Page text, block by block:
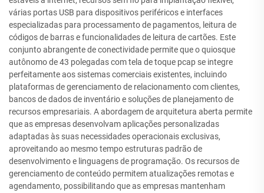
várias portas USB para dispositivos periféricos e interfaces
especializadas para processamento de pagamentos, leitura de
códigos de barras e funcionalidades de leitura de cartões. Este
conjunto abrangente de conectividade permite que o quiosque
autônomo de 43 polegadas com tela de toque pcap se integre
perfeitamente aos sistemas comerciais existentes, incluindo
plataformas de gerenciamento de relacionamento com clientes,
bancos de dados de inventário e soluções de planejamento de
recursos empresariais. A abordagem de arquitetura aberta permite
que as empresas desenvolvam aplicações personalizadas
adaptadas às suas necessidades operacionais exclusivas,
aproveitando ao mesmo tempo estruturas padrão de
desenvolvimento e linguagens de programação. Os recursos de
gerenciamento de conteúdo permitem atualizações remotas e
agendamento, possibilitando que as empresas mantenham